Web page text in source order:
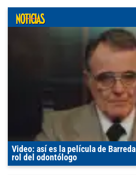
Video: así es la película de
rol del odontólogo